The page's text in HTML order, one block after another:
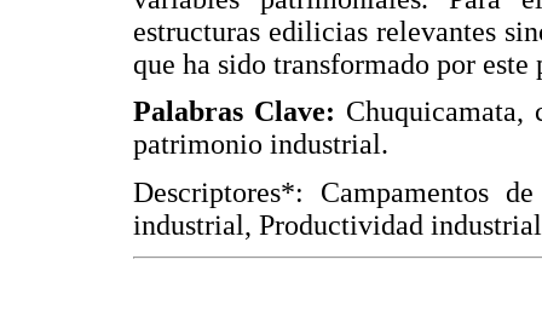
estructuras edilicias relevantes
que ha sido transformado por
Palabras Clave: Chuquicamata,
patrimonio industrial.
Descriptores*: Campamentos
industrial, Productividad